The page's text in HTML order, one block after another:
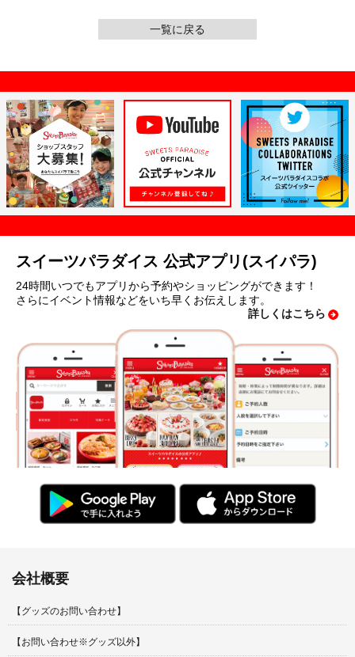
一覧に戻る
スイーツパラダイス 公式アプリ(スイパラ)
24時間いつでもアプリから予約やショッピングができます！
さらにイベント情報などをいち早くお伝えします。
詳しくはこちら
会社概要
【グッズのお問い合わせ】
【お問い合わせ※グッズ以外】